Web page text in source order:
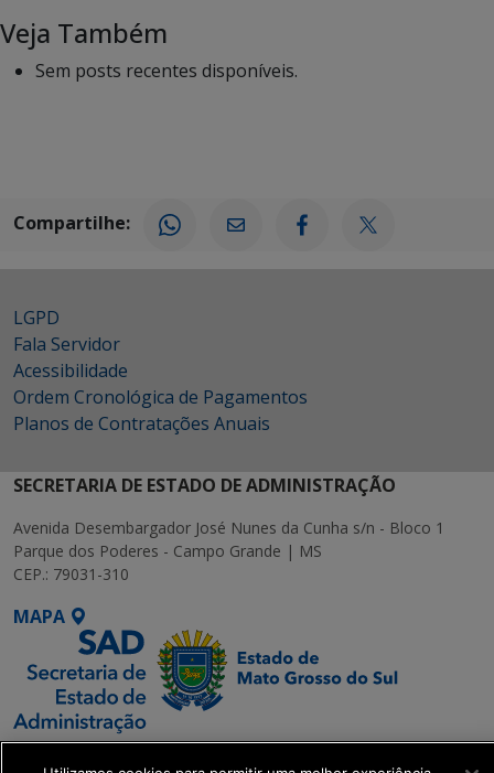
Veja Também
Sem posts recentes disponíveis.
Compartilhe:
LGPD
Fala Servidor
Acessibilidade
Ordem Cronológica de Pagamentos
Planos de Contratações Anuais
SECRETARIA DE ESTADO DE ADMINISTRAÇÃO
Avenida Desembargador José Nunes da Cunha s/n - Bloco 1
Parque dos Poderes - Campo Grande | MS
CEP.: 79031-310
MAPA